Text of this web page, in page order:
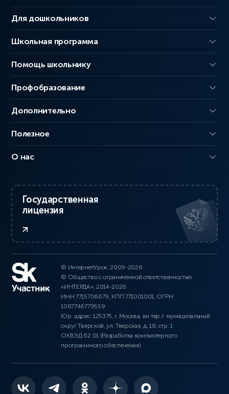
Для дошкольников
Школьная программа
Помощь школьнику
Профобразование
Дополнительно
Полезное
О нас
Государственная
лицензия
© ИнтернетУрок, 2009-2026
© Общество с ограниченной ответственностью
«ИНТЕРДА», 2014-2026
ИНН 7715706679, КПП 771001001, ОГРН
1087746779559
Юр. адрес: 125375, г. Москва, вн.тер.г. муниципальный
округ Тверской, ул. Тверская, д. 16, стр. 1
ОКВЭД 62.01 (Разработка компьютерного
программного обеспечения)